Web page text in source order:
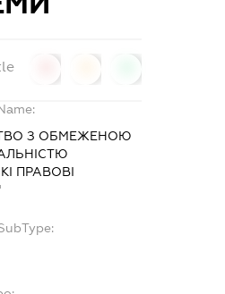
З ОБМЕЖЕНОЮ
ПРАВОВІ